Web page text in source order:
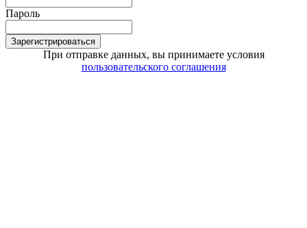
Пароль
Зарегистрироваться
При отправке данных, вы принимаете условия
пользовательского соглашения